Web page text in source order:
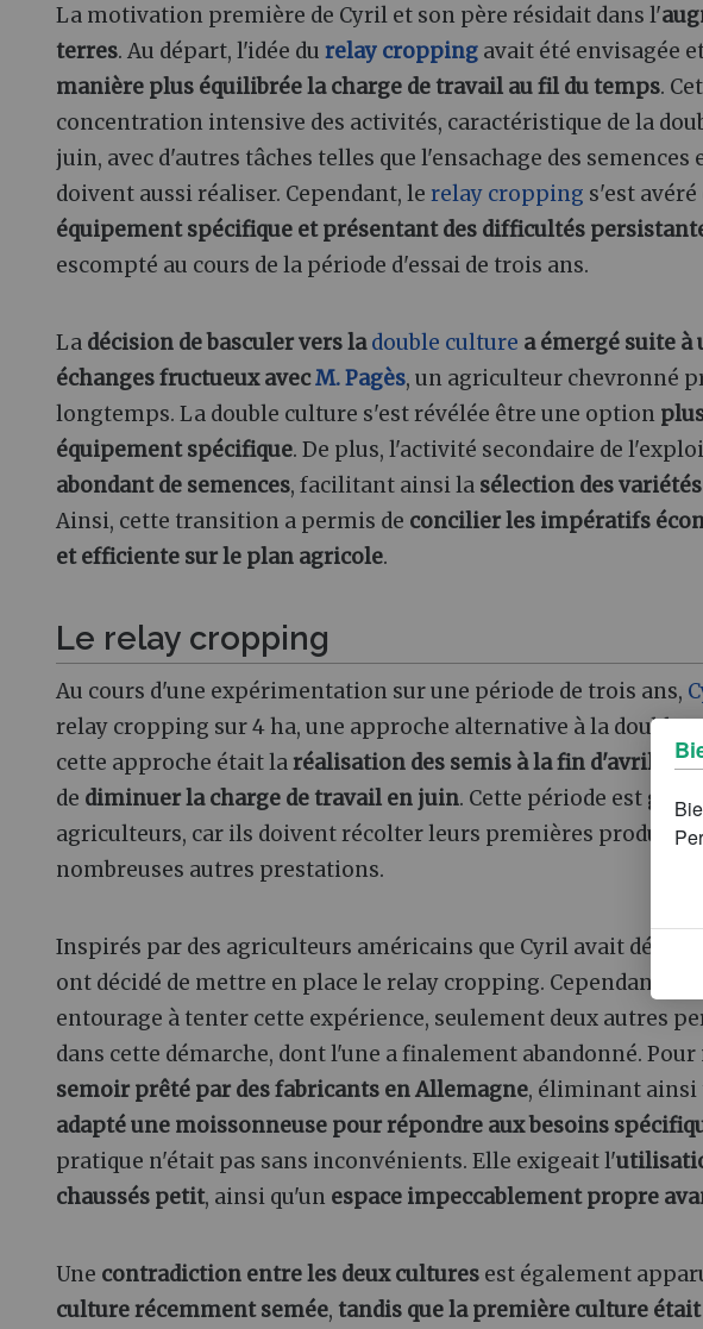
La motivation première de Cyril et son père résidait dans l'
terres. Au départ, l'idée du relay cropping avait été envisagée
manière plus équilibrée la charge de travail au fil du temps.
concentration intensive des activités, caractéristique de la
juin, avec d'autres tâches telles que l'ensachage des
doivent aussi réaliser. Cependant, le relay cropping s'est
équipement spécifique et présentant des difficultés
escompté au cours de la période d'essai de trois ans.
La décision de basculer vers la double culture a émergé suite à
échanges fructueux avecM. Pagès, un agriculteur chevronné
longtemps. La double culture s'est révélée être une option
équipement spécifique. De plus, l'activité secondaire de
abondant de semences, facilitant ainsi la sélection des
Ainsi, cette transition a permis de concilier les impératifs
et efficiente sur le plan agricole.
Le relay cropping
Au cours d'une expérimentation sur une période de trois ans,
relay cropping sur 4 ha, une approche alternative à la double
cette approche était laréalisation des semis à la fin d'avril ou
de diminuer la charge de travail en juin. Cette période est
agriculteurs, car ils doivent récolter leurs premières
nombreuses autres prestations.
Inspirés par des agriculteurs américains que Cyril avait
ont décidé de mettre en place le relay cropping. Cependant, il
entourage à tenter cette expérience, seulement deux autres
dans cette démarche, dont l'une a finalement abandonné.
semoir prêté par des fabricants en Allemagne, éliminant ainsi
adapté une moissonneuse pour répondre aux besoins
pratique n'était pas sans inconvénients. Elle exigeait l'
chaussés petit, ainsi qu'un espace impeccablement propre
Une contradiction entre les deux cultures est également
culture récemment semée, tandis que la première culture